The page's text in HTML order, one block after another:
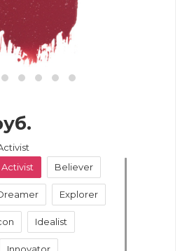
Activist Believer
Explorer
Idealist